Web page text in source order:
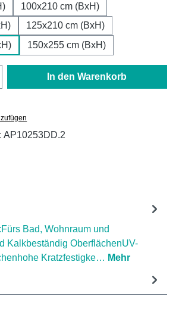
100x210 cm (BxH)
125x210 cm (BxH)
150x255 cm (BxH)
Gib den gewünschten
In den Warenkorb
AP10253DD.2
Bad, Wohnraum und
Kalkbeständig OberflächenUV-
Kratzfestigke… Mehr